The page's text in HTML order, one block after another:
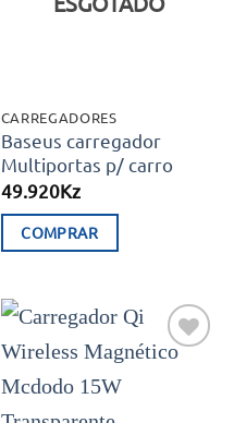
CARREGADORES
Baseus carregador
Multiportas p/ carro
49.920Kz
COMPRAR